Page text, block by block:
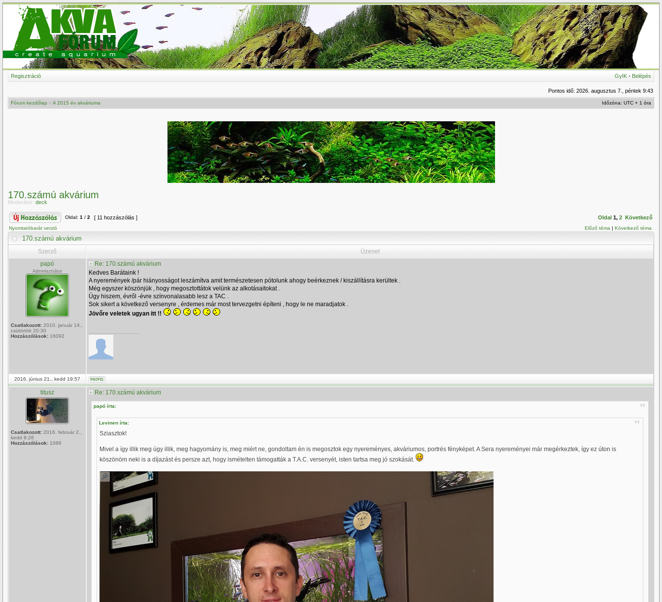
GyIK • Belépés
Regisztráció
Pontos idő: 2026. augusztus 7., péntek 9:43
Fórum kezdőlap » A 2015 év akváriuma Időzóna: UTC + 1 óra
170.számú akvárium
Moderátor: deck
Oldal: 1 / 2 [ 11 hozzászólás ] Oldal 1, 2 Következő
Nyomtatóbarát verzió Előző téma | Következő téma
170.számú akvárium
Szerző
Üzenet
papó
Adminisztrátor
Csatlakozott: 2010. január 14.,
csütörtök 20:30
Hozzászólások: 16092
Re: 170.számú akvárium
Kedves Barátaink !
A nyeremények /pár hiányosságot leszámítva amit természetesen pótolunk ahogy beérkeznek / kiszállításra kerültek .
Még egyszer köszönjük , hogy megosztottátok velünk az alkotásaitokat .
Úgy hiszem, évről -évre színvonalasabb lesz a TAC .
Sok sikert a következő versenyre , érdemes már most tervezgetni építeni , hogy le ne maradjatok .
Jövőre veletek ugyan itt !!
2016. június 21., kedd 19:57
titusz
Csatlakozott: 2016. február 2.,
kedd 8:26
Hozzászólások: 1086
Re: 170.számú akvárium
papó írta:
Levinen írta:
Sziasztok!
Mivel a így illik meg úgy illik, meg hagyomány is, meg miért ne, gondoltam én is megosztok egy nyereményes, akváriumos, portrés fényképet. A Sera nyereményei már megérkeztek, így ez úton is
köszönöm neki is a díjazást és persze azt, hogy ismételten támogatták a T.A.C. versenyét, isten tartsa meg jó szokását.